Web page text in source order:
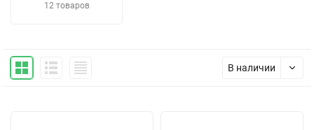
12 товаров
В наличии